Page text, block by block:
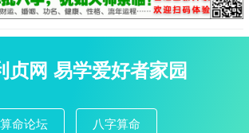
贞网 易学爱好者家园
算命论坛 八字算命